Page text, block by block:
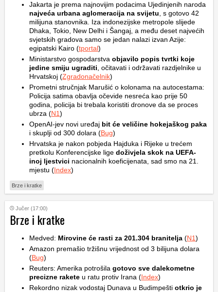
Jakarta je prema najnovijim podacima Ujedinjenih naroda
najveća urbana aglomeracija na svijetu , s gotovo 42
milijuna stanovnika. Iza indonezijske metropole slijede
Dhaka, Tokio, New Delhi i Šangaj, a među deset najvećih
svjetskih gradova samo se jedan nalazi izvan Azije:
egipatski Kairo (tportal)
Ministarstvo gospodarstva objavilo popis tvrtki koje
jedine smiju ugraditi , očitavati i održavati razdjelnike u
Hrvatskoj (Zgradonačelnik)
Prometni stručnjak Marušić o kolonama na autocestama:
Policija satima obavlja očevide nesreća kao prije 50
godina, policija bi trebala koristiti dronove da se proces
ubrza (N1)
OpenAI-jev novi uređaj bit će veličine hokejaškog paka
i skuplji od 300 dolara (Bug)
Hrvatska je nakon pobjeda Hajduka i Rijeke u trećem
pretkolu Konferencijske lige doživjela skok na UEFA-
inoj ljestvici nacionalnih koeficijenata, sad smo na 21.
mjestu (Index)
Brze i kratke
Jučer (17:00)
Brze i kratke
Medved: Mirovine će rasti za 201.304 branitelja (N1)
Amazon premašio tržišnu vrijednost od 3 bilijuna dolara
(Bug)
Reuters: Amerika potrošila gotovo sve dalekometne
precizne rakete u ratu protiv Irana (Index)
Rekordno nizak vodostaj Dunava u Budimpešti otkrio je